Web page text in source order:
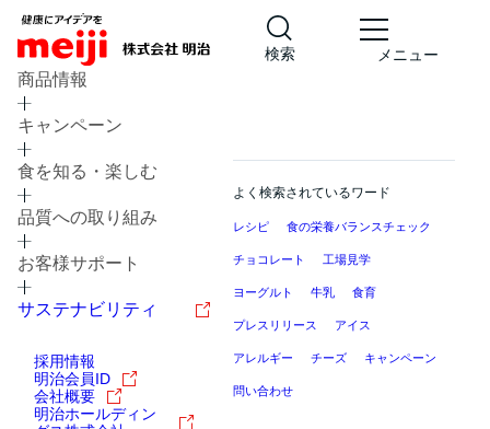
検索 メニュー
商品情報
キャンペーン
食を知る・楽しむ
品質への取り組み
お客様サポート
サステナビリティ
採用情報
明治会員ID
会社概要
明治ホールディン
よく検索されているワード
レシピ 食の栄養バランスチェック
チョコレート 工場見学
ヨーグルト 牛乳 食育
プレスリリース アイス
アレルギー チーズ キャンペーン
問い合わせ